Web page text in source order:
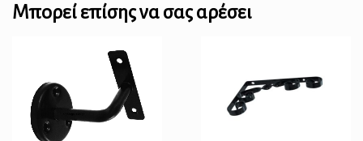
Μπορεί επίσης να σας αρέσει